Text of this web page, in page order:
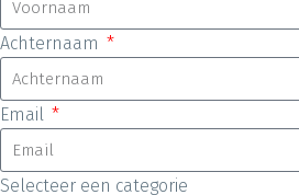
Achternaam
Email
Selecteer een categorie